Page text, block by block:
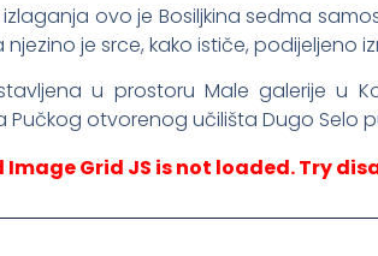
izlaganja ovo je Bosiljkina sedma
njezino je srce, kako ističe, podijeljeno
u prostoru Male galerije u
Pučkog otvorenog učilišta Dugo Selo
Image Grid JS is not loaded. Try